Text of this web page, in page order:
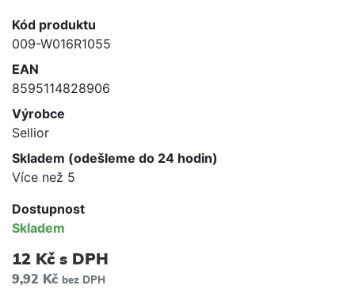
Kód produktu
009-W016R1055
EAN
8595114828906
Výrobce
Sellior
Skladem (odešleme do 24 hodin)
Více než 5
Dostupnost
Skladem
12 Kč s DPH
9,92 Kč bez DPH